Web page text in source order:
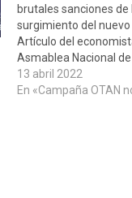
brutales sanciones de
surgimiento del nuevo
Artículo del
Asmablea Nacional
Faría, aparecido en
Latinioamericano el
13 abril 2022
En «Campaña OTAN